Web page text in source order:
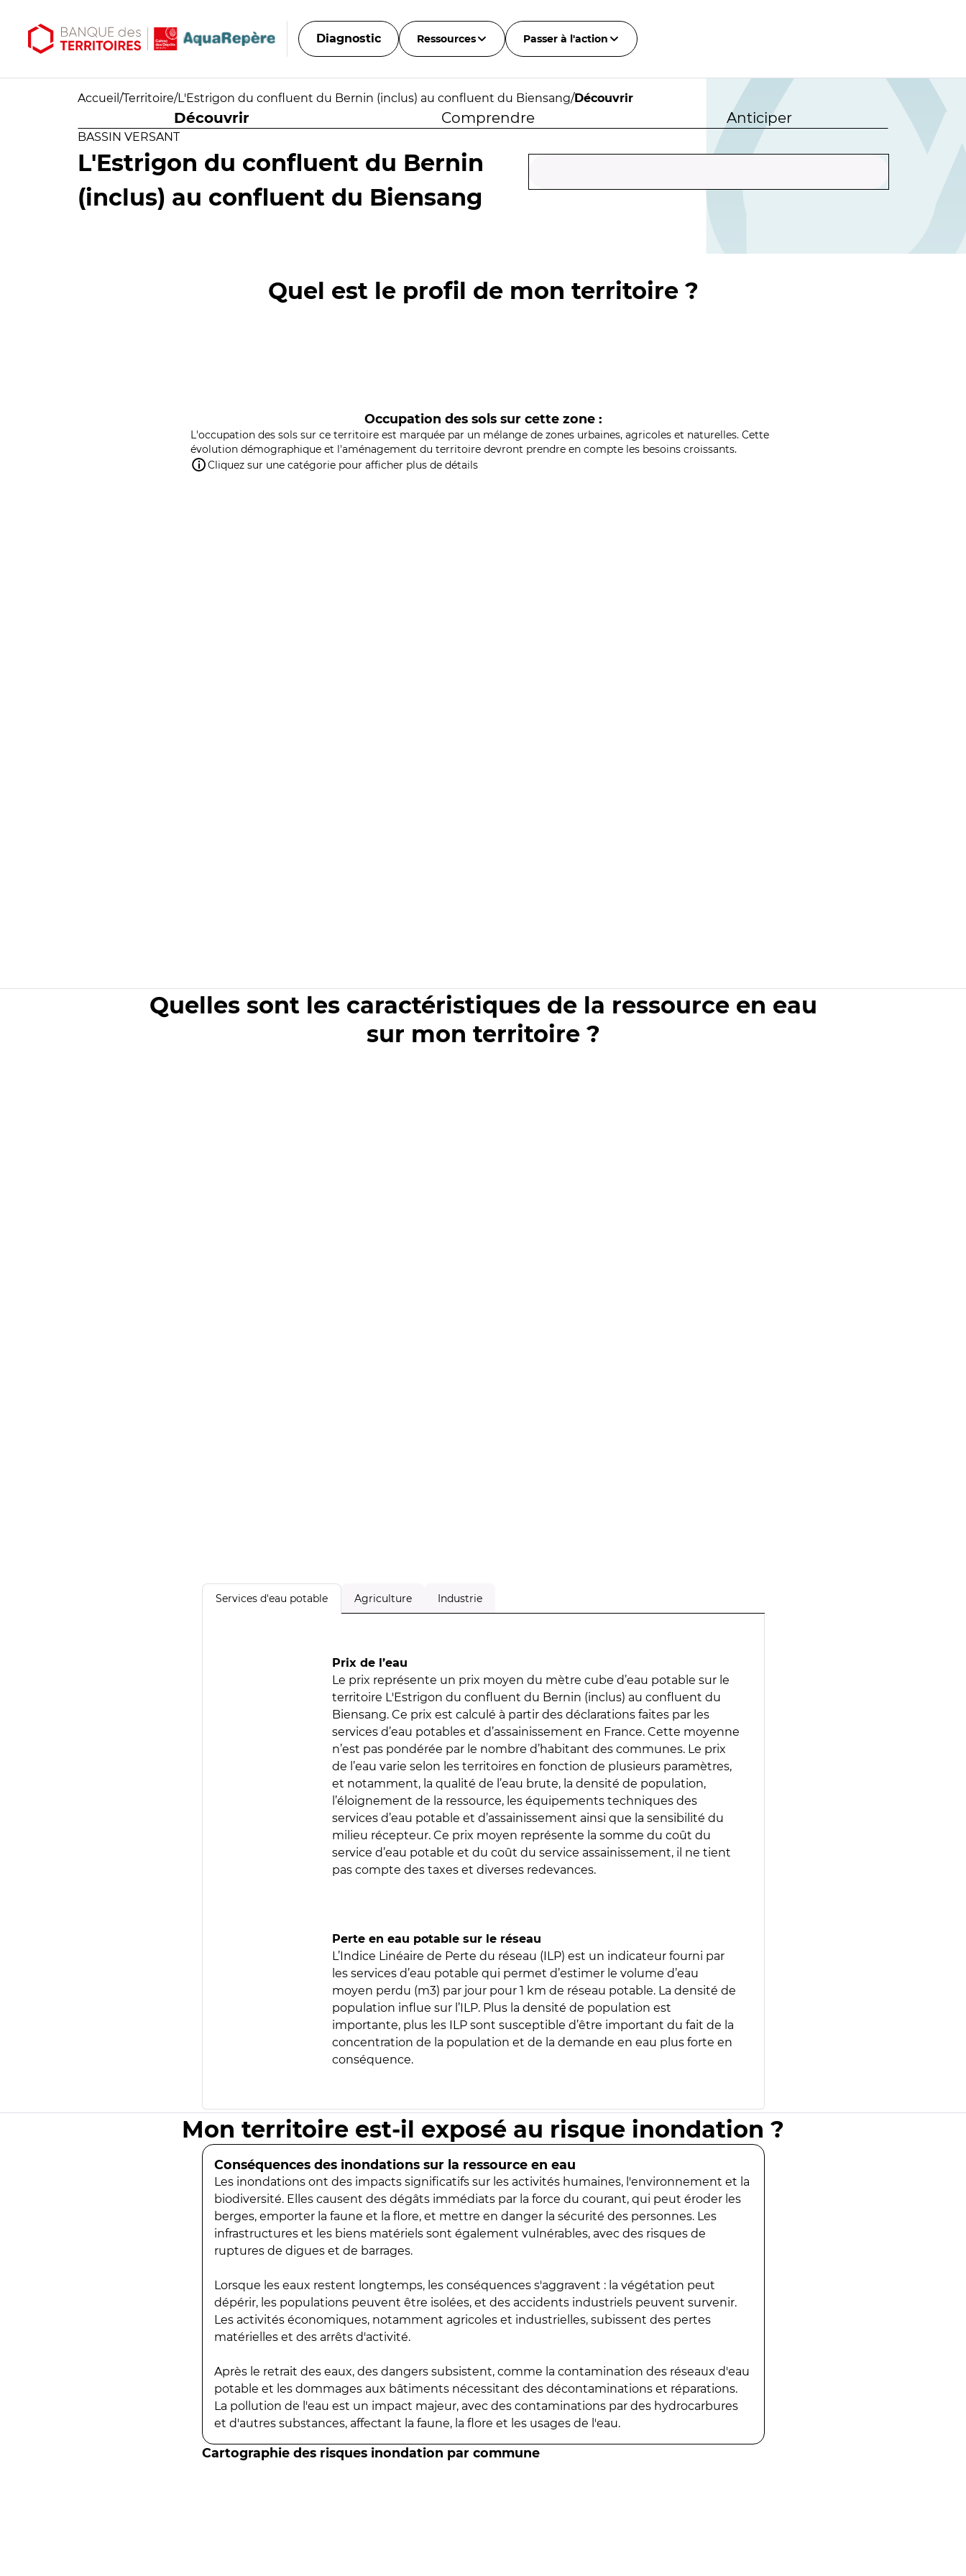
Diagnostic Ressources Passer à l'action
Accueil /Territoire/L'Estrigon du confluent du Bernin (inclus) au confluent du Biensang/Découvrir
Découvrir Comprendre Anticiper
BASSIN VERSANT
L'Estrigon du confluent du Bernin
(inclus) au confluent du Biensang
Quel est le profil de mon territoire ?
Occupation des sols sur cette zone :
L'occupation des sols sur ce territoire est marquée par un mélange de zones urbaines, agricoles et naturelles. Cette
évolution démographique et l'aménagement du territoire devront prendre en compte les besoins croissants.
Cliquez sur une catégorie pour afficher plus de détails
Quelles sont les caractéristiques de la ressource en eau
sur mon territoire ?
Services d'eau potable Agriculture Industrie
Prix de l’eau
Le prix représente un prix moyen du mètre cube d’eau potable sur le
territoire L'Estrigon du confluent du Bernin (inclus) au confluent du
Biensang. Ce prix est calculé à partir des déclarations faites par les
services d’eau potables et d’assainissement en France. Cette moyenne
n’est pas pondérée par le nombre d’habitant des communes. Le prix
de l’eau varie selon les territoires en fonction de plusieurs paramètres,
et notamment, la qualité de l’eau brute, la densité de population,
l’éloignement de la ressource, les équipements techniques des
services d’eau potable et d’assainissement ainsi que la sensibilité du
milieu récepteur. Ce prix moyen représente la somme du coût du
service d’eau potable et du coût du service assainissement, il ne tient
pas compte des taxes et diverses redevances.
Perte en eau potable sur le réseau
L’Indice Linéaire de Perte du réseau (ILP) est un indicateur fourni par
les services d’eau potable qui permet d’estimer le volume d’eau
moyen perdu (m3) par jour pour 1 km de réseau potable. La densité de
population influe sur l’ILP. Plus la densité de population est
importante, plus les ILP sont susceptible d’être important du fait de la
concentration de la population et de la demande en eau plus forte en
conséquence.
Mon territoire est-il exposé au risque inondation ?
Conséquences des inondations sur la ressource en eau
Les inondations ont des impacts significatifs sur les activités humaines, l'environnement et la
biodiversité. Elles causent des dégâts immédiats par la force du courant, qui peut éroder les
berges, emporter la faune et la flore, et mettre en danger la sécurité des personnes. Les
infrastructures et les biens matériels sont également vulnérables, avec des risques de
ruptures de digues et de barrages.
Lorsque les eaux restent longtemps, les conséquences s'aggravent : la végétation peut
dépérir, les populations peuvent être isolées, et des accidents industriels peuvent survenir.
Les activités économiques, notamment agricoles et industrielles, subissent des pertes
matérielles et des arrêts d'activité.
Après le retrait des eaux, des dangers subsistent, comme la contamination des réseaux d'eau
potable et les dommages aux bâtiments nécessitant des décontaminations et réparations.
La pollution de l'eau est un impact majeur, avec des contaminations par des hydrocarbures
et d'autres substances, affectant la faune, la flore et les usages de l'eau.
Cartographie des risques inondation par commune